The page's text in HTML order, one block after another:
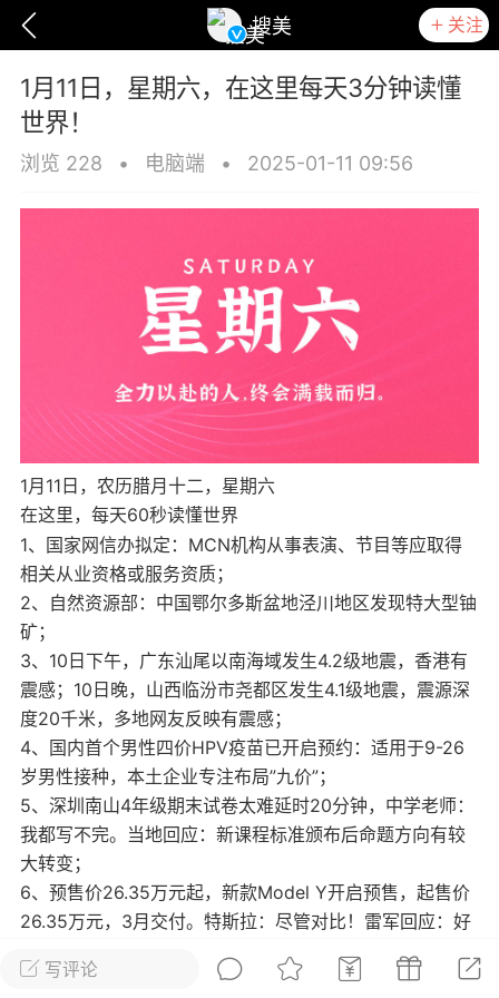
搜美 关注
爆汗熊 卡卡动能素 无创溶斑术
美业357 芯诗妍
每次200金币
师
脂
卡卡动能素
皇斯普拉雅
建术
DRYY面膜 微晶溶斑术
爆款平台 Lv.8 靓号
加盟商
26 23:18
电脑端 美业资讯
闪充小白罐
本/双效闪充，养出紧致小白脸！一、项
充小白罐 = 闪充大白肌（仪器）× 草本
产品）×极光嫩肤啫喱（产品）这是一套
护...写评论
1月11日，星期六，在这里每天3分钟读懂
世界！
浏览 228 • 电脑端 • 2025-01-11 09:56
1月11日，农历腊月十二，星期六
在这里，每天60秒读懂世界
1、国家网信办拟定：MCN机构从事表演、节目等应取得
相关从业资格或服务资质；
2、自然资源部：中国鄂尔多斯盆地泾川地区发现特大型铀
矿；
3、10日下午，广东汕尾以南海域发生4.2级地震，香港有
震感；10日晚，山西临汾市尧都区发生4.1级地震，震源深
度20千米，多地网友反映有震感；
4、国内首个男性四价HPV疫苗已开启预约：适用于9-26
岁男性接种，本土企业专注布局”九价”；
5、深圳南山4年级期末试卷太难延时20分钟，中学老师：
我都写不完。当地回应：新课程标准颁布后命题方向有较
大转变；
6、预售价26.35万元起，新款Model Y开启预售，起售价
26.35万元，3月交付。特斯拉：尽管对比！雷军回应：好
7、两部门：支持餐饮企业、餐饮相关行业协会和电影领域